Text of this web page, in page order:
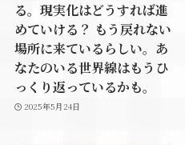
る。現実化はどうすれば進
めていける？ もう戻れない
場所に来ているらしい。あ
なたのいる世界線はもうひ
っくり返っているかも。
2025年5月24日